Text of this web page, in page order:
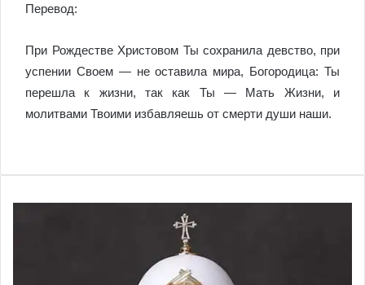
Перевод:
При Рождестве Христовом Ты сохранила девство, при
успении Своем — не оставила мира, Богородица: Ты
перешла к жизни, так как Ты — Мать Жизни, и
молитвами Твоими избавляешь от смерти души наши.